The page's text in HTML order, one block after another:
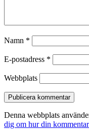
Namn *
E-postadress *
Webbplats
Denna webbplats
dig om hur din